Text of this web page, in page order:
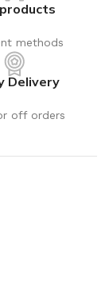
methods
Delivery
off orders